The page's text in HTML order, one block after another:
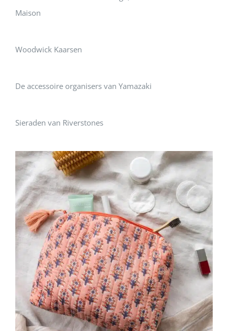
Maison
Woodwick Kaarsen
De accessoire organisers van Yamazaki
Sieraden van Riverstones